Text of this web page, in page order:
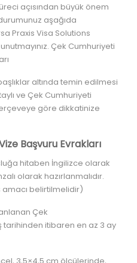
açısından büyük önem
aşağıda
Praxis Visa Solutions
Çek Cumhuriyeti
altında temin edilmesi
ve Çek Cumhuriyeti
göre dikkatinize
Başvuru Evrakları
hitaben İngilizce olarak
olarak hazırlanmalıdır.
amacı belirtilmelidir)
Çek
itibaren en az 3 ay